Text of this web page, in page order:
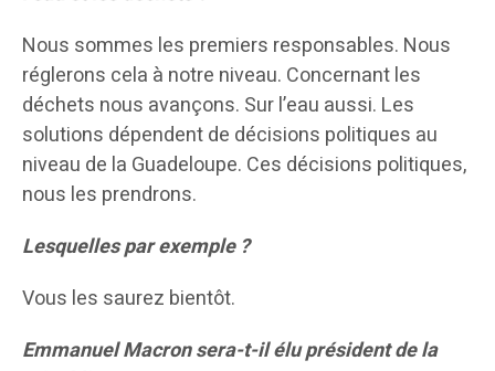
Nous sommes les premiers responsables. Nous
réglerons cela à notre niveau. Concernant les
déchets nous avançons. Sur l’eau aussi. Les
solutions dépendent de décisions politiques au
niveau de la Guadeloupe. Ces décisions politiques,
nous les prendrons.
Lesquelles par exemple ?
Vous les saurez bientôt.
Emmanuel Macron sera-t-il élu président de la